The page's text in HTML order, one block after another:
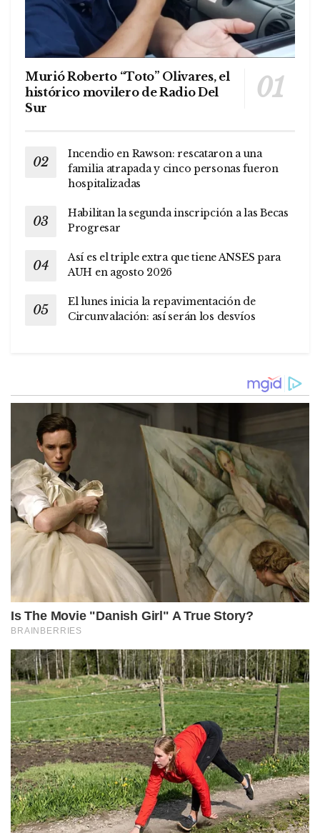
Murió Roberto “Toto” Olivares, el
histórico movilero de Radio Del
Sur
Incendio en Rawson: rescataron a una
familia atrapada y cinco personas fueron
hospitalizadas
Habilitan la segunda inscripción a las Becas
Progresar
Así es el triple extra que tiene ANSES para
AUH en agosto 2026
El lunes inicia la repavimentación de
Circunvalación: así serán los desvíos